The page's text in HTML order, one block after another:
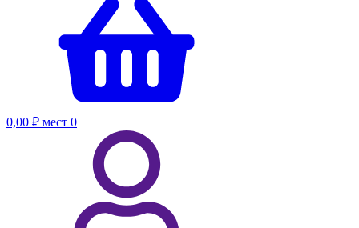
0,00 ₽ мест 0